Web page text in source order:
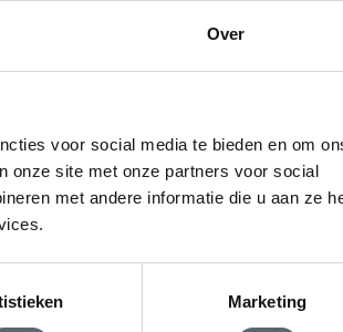
Over
voor social media te bieden en om
onze site met onze partners voor social
met andere informatie die u aan ze
Marketing